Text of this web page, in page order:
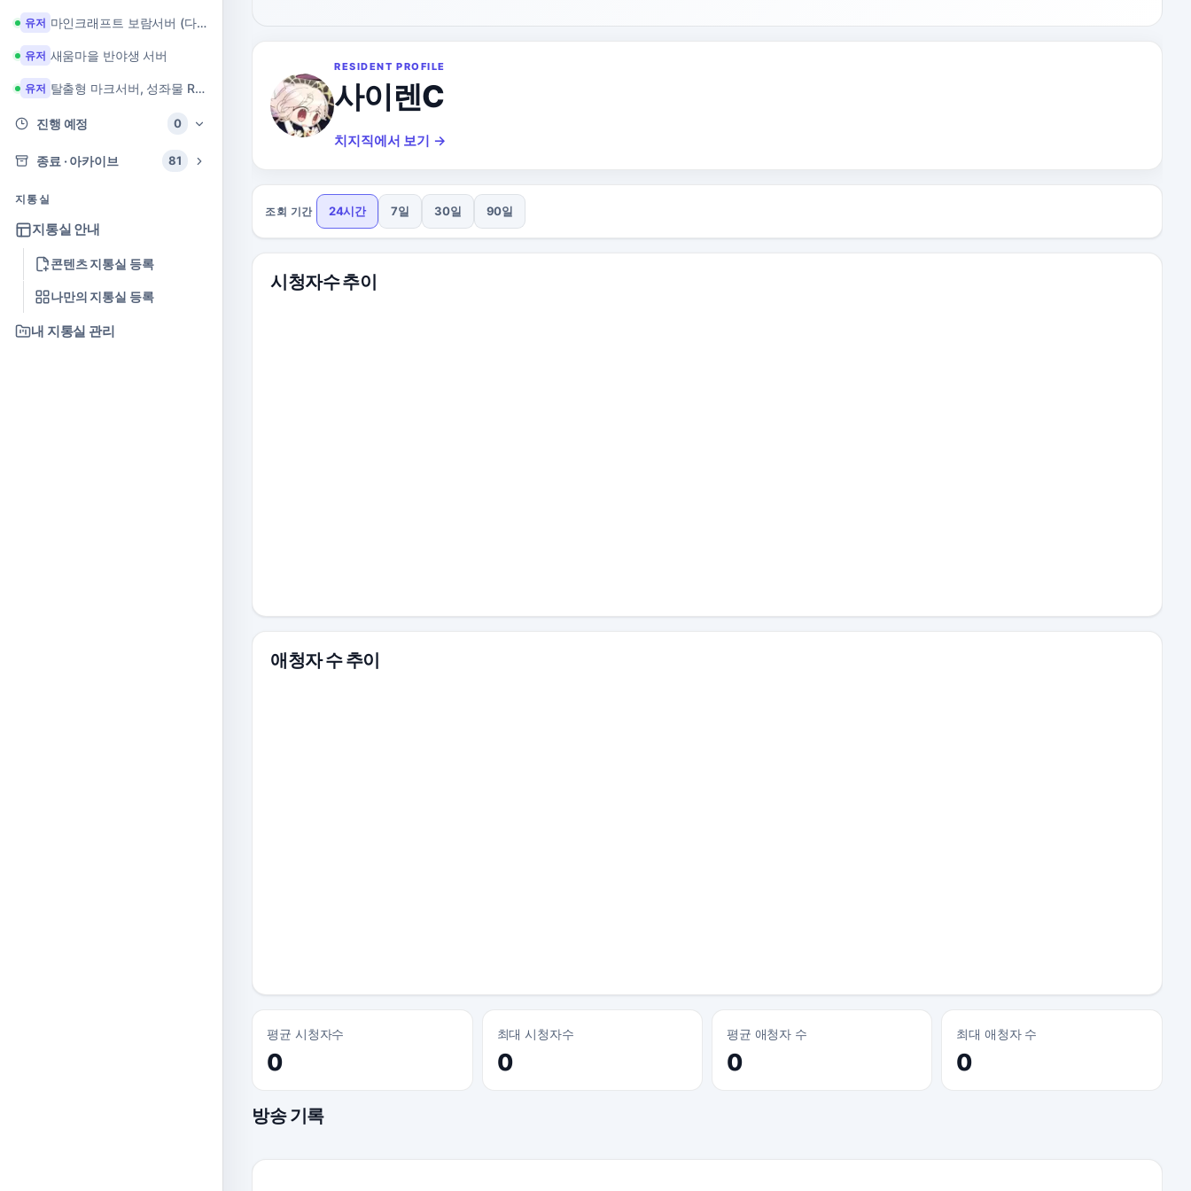
유저 마인크래프트 보람서버 (다이아 + 힐링 서버)
유저 새움마을 반야생 서버
유저 탈출형 마크서버, 성좌물 RPG 마크서버
진행 예정 0
종료 · 아카이브 81
지통실
지통실 안내
콘텐츠 지통실 등록
나만의 지통실 등록
내 지통실 관리
RESIDENT PROFILE
사이렌C
치지직에서 보기 →
조회 기간 24시간 7일 30일 90일
시청자수 추이
애청자 수 추이
평균 시청자수
0
최대 시청자수
0
평균 애청자 수
0
최대 애청자 수
0
방송 기록